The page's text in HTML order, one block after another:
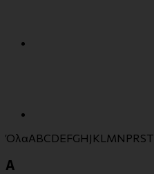
ΌλαABCDEFGH J KL MN PRST
A